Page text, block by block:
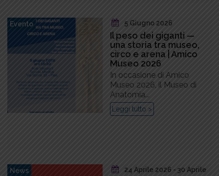
Evento 5 Giugno 2026
Il peso dei giganti —
una storia tra museo,
circo e arena | Amico
Museo 2026
In occasione di Amico
Museo 2026, il Museo di
Anatomia...
Leggi tutto >
News
24 Aprile 2026 - 30 Aprile